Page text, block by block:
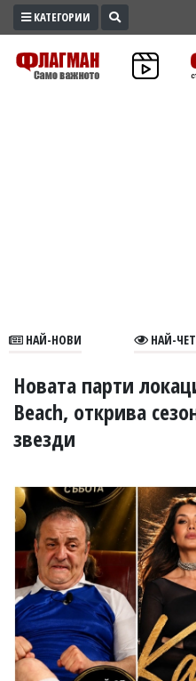
ПРОМО
ЗОНА
В
УКРАЙНА
СПОРТ
БИЗНЕС
ЮГ
Управители:
Веселин
Василев,
email:
v.vasilev@flagman.bg
Катя
Касабова,
еmail: k.kassabova@flagman.bg
КАТЕГОРИИ
НАЙ-НОВИ НАЙ-
Новата парти
Beach, открива
звезди